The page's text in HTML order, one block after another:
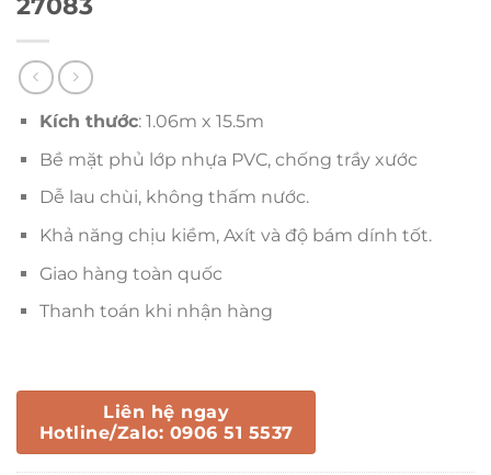
Kích thước: 1.06m x 15.5m
Bề mặt phủ lớp nhựa PVC, chống trầy xước
Dễ lau chùi, không thấm nước.
Khả năng chịu kiềm, Axít và độ bám dính tốt.
Giao hàng toàn quốc
Thanh toán khi nhận hàng
Liên hệ ngay
Hotline/Zalo: 0906 51 5537